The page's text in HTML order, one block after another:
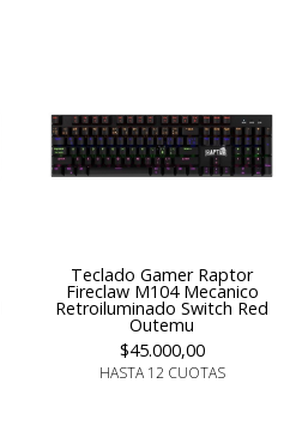
Teclado Gamer Raptor
Fireclaw M104 Mecanico
Retroiluminado Switch Red
Outemu
$45.000,00
HASTA 12 CUOTAS